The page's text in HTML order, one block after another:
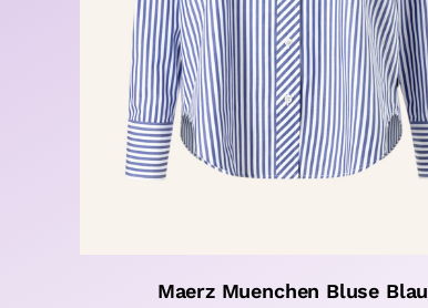
Maerz Muenchen Bluse Blau